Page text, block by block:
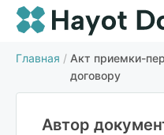
Главная / Акт приемки-
договору
Автор